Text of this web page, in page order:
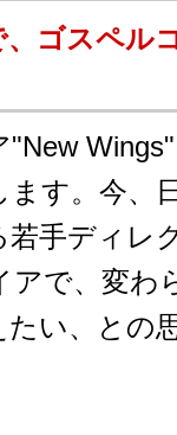
ゴスペル
す。今、
手ディレ
で、変わ
い、との